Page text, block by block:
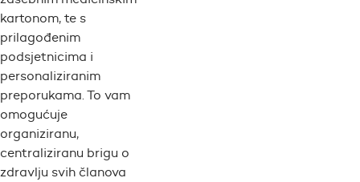
kartonom, te s
prilagođenim
podsjetnicima i
personaliziranim
preporukama. To vam
omogućuje
organiziranu,
centraliziranu brigu o
zdravlju svih članova